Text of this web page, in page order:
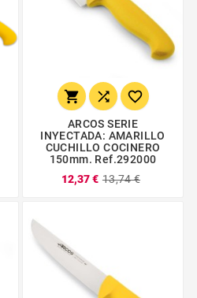
  
ARCOS SERIE
INYECTADA: AMARILLO
CUCHILLO COCINERO
150mm. Ref.292000
12,37 € 13,74 €